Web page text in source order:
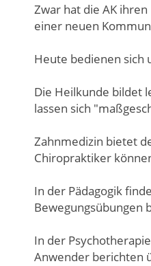
Zwar hat die AK
einer neuen
Heute bedienen sich
Die Heilkunde bildet
lassen sich
Zahnmedizin bietet
Chiropraktiker
In der Pädagogik
Bewegungsübungen
In der
Anwender berichten